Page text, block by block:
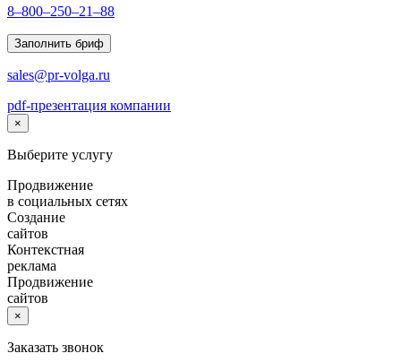
8–800–250–21–88
Заполнить бриф
sales@pr-volga.ru
pdf-презентация компании
×
Выберите услугу
Продвижение
в социальных сетях
Создание
сайтов
Контекстная
реклама
Продвижение
сайтов
×
Заказать звонок